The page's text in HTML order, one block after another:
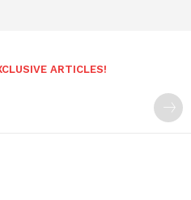
ARTICLES!